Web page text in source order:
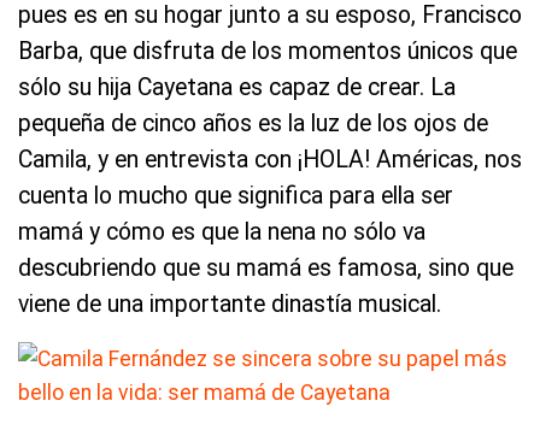
pues es en su hogar junto a su esposo, Francisco
Barba, que disfruta de los momentos únicos que
sólo su hija Cayetana es capaz de crear. La
pequeña de cinco años es la luz de los ojos de
Camila, y en entrevista con ¡HOLA! Américas, nos
cuenta lo mucho que significa para ella ser
mamá y cómo es que la nena no sólo va
descubriendo que su mamá es famosa, sino que
viene de una importante dinastía musical.